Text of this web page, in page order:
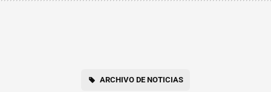
ARCHIVO DE NOTICIAS